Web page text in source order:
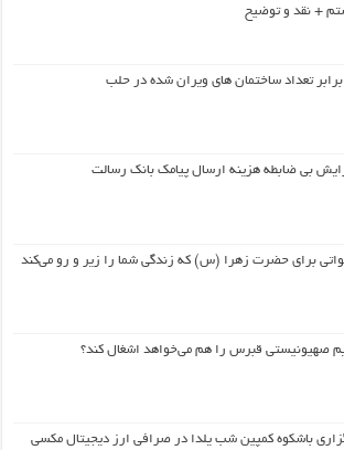
+ نقد و توضیح
تعداد ساختمان های ویران شده در حلب
بی ضابطه هزینه ارسال پیامک بانک رسالت
برای حضرت زهرا (س) که زندگی شما را زیر و رو می‌کند
صهیونیستی قبرس را هم می‌خواهد اشغال کند؟
باشکوه کمپین شب یلدا در صرافی ارز دیجیتال مکسی